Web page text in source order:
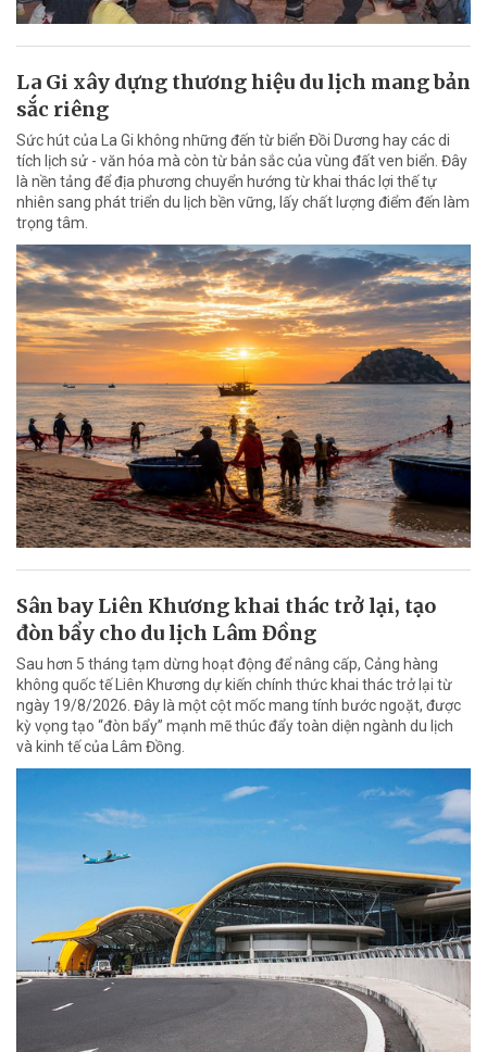
La Gi xây dựng thương hiệu du lịch mang bản
sắc riêng
Sức hút của La Gi không những đến từ biển Đồi Dương hay các di
tích lịch sử - văn hóa mà còn từ bản sắc của vùng đất ven biển. Đây
là nền tảng để địa phương chuyển hướng từ khai thác lợi thế tự
nhiên sang phát triển du lịch bền vững, lấy chất lượng điểm đến làm
trọng tâm.
Sân bay Liên Khương khai thác trở lại, tạo
đòn bẩy cho du lịch Lâm Đồng
Sau hơn 5 tháng tạm dừng hoạt động để nâng cấp, Cảng hàng
không quốc tế Liên Khương dự kiến chính thức khai thác trở lại từ
ngày 19/8/2026. Đây là một cột mốc mang tính bước ngoặt, được
kỳ vọng tạo “đòn bẩy” mạnh mẽ thúc đẩy toàn diện ngành du lịch
và kinh tế của Lâm Đồng.